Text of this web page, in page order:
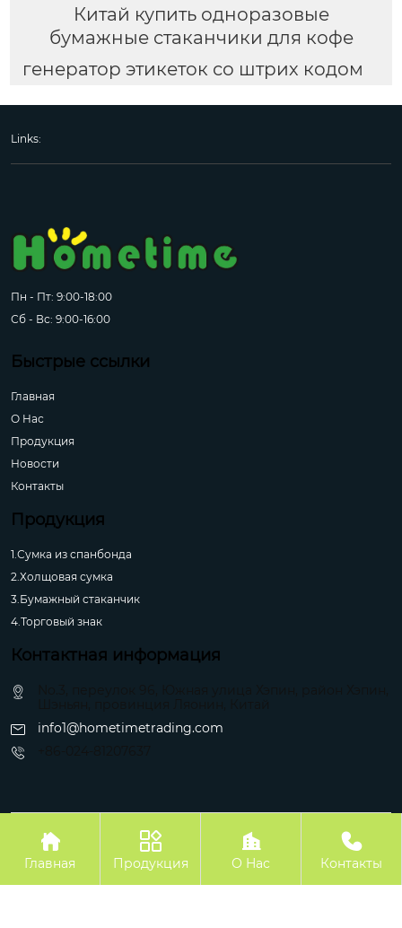
Китай купить одноразовые
бумажные стаканчики для кофе
генератор этикеток со штрих кодом
Links:
Пн - Пт: 9:00-18:00
Сб - Вс: 9:00-16:00
Быстрые ссылки
Главная
О Hас
Продукция
Новости
Контакты
Продукция
1.Сумка из спанбонда
2.Холщовая сумка
3.Бумажный стаканчик
4.Торговый знак
Контактная информация
info1@hometimetrading.com
Авторское право©Шэньян Хуэйфэнтай Импорт и Экспорт Ко.

Главная

Продукция

О Hас

Контакты